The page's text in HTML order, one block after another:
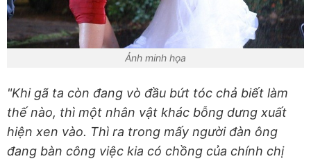
Ảnh minh họa
"Khi gã ta còn đang vò đầu bứt tóc chả biết làm
thế nào, thì một nhân vật khác bỗng dưng xuất
hiện xen vào. Thì ra trong mấy người đàn ông
đang bàn công việc kia có chồng của chính chị